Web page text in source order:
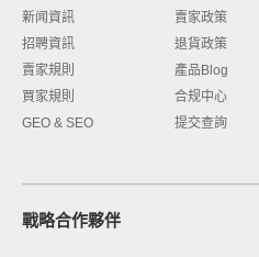
新闻資訊
招聘資訊
賣家規則
買家規則
GEO & SEO
賣家政策
退貨政策
產品Blog
合规中心
提交查詢
戰略合作夥伴